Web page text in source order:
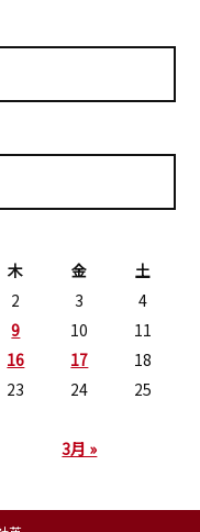
木 金 土
3月 »
2 3
4
9 10
11
16 17
18
23 24
25